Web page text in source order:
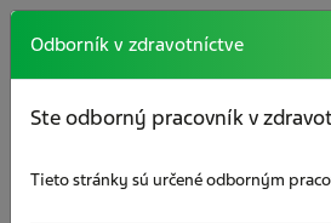
Odborník v zdravotníctve
Ste odborný pracovník v
Tieto stránky sú určené odborným